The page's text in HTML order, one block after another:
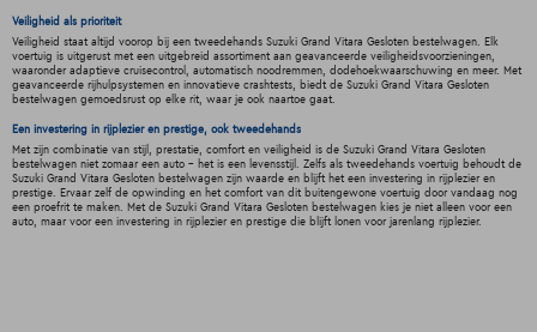
Veiligheid als prioriteit
Veiligheid staat altijd voorop bij een tweedehands Suzuki Grand Vitara Gesloten bestelwagen. Elk
voertuig is uitgerust met een uitgebreid assortiment aan geavanceerde veiligheidsvoorzieningen,
waaronder adaptieve cruisecontrol, automatisch noodremmen, dodehoekwaarschuwing en meer. Met
geavanceerde rijhulpsystemen en innovatieve crashtests, biedt de Suzuki Grand Vitara Gesloten
bestelwagen gemoedsrust op elke rit, waar je ook naartoe gaat.
Een investering in rijplezier en prestige, ook tweedehands
Met zijn combinatie van stijl, prestatie, comfort en veiligheid is de Suzuki Grand Vitara Gesloten
bestelwagen niet zomaar een auto - het is een levensstijl. Zelfs als tweedehands voertuig behoudt de
Suzuki Grand Vitara Gesloten bestelwagen zijn waarde en blijft het een investering in rijplezier en
prestige. Ervaar zelf de opwinding en het comfort van dit buitengewone voertuig door vandaag nog
een proefrit te maken. Met de Suzuki Grand Vitara Gesloten bestelwagen kies je niet alleen voor een
auto, maar voor een investering in rijplezier en prestige die blijft lonen voor jarenlang rijplezier.